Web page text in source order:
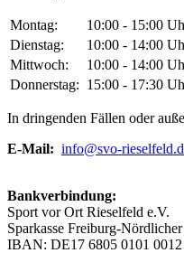
Montag:
10:00 - 15:00
Dienstag:
10:00 - 14:00
Mittwoch:
10:00 - 14:00
Donnerstag: 15:00 - 17:30
In dringenden Fällen oder
E-Mail: info@svo-
Bankverbindung:
Sport vor Ort Rieselfeld e.V.
Sparkasse Freiburg-
IBAN: DE17 6805 0101 0012